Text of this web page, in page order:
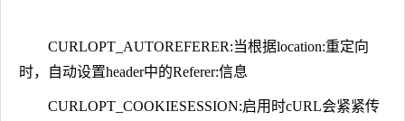
CURLOPT_AUTOREFERER:当根据location:重定向
时，自动设置header中的Referer:信息
CURLOPT_COOKIESESSION:启用时cURL会紧紧传